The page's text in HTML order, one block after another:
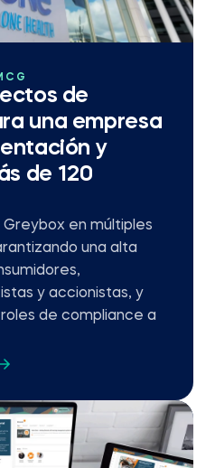
de
una empresa
y
de 120
en múltiples
una alta
y accionistas, y
de compliance a